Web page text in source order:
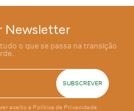
Newsletter
o que se passa na transição
aceito a Política de Privacidade